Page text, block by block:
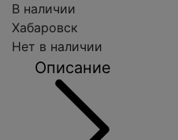
В наличии
Хабаровск
Нет в наличии
Описание